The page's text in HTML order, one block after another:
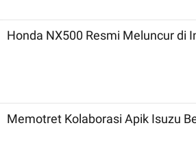
Honda NX500 Resmi Meluncur di
Memotret Kolaborasi Apik Isuzu